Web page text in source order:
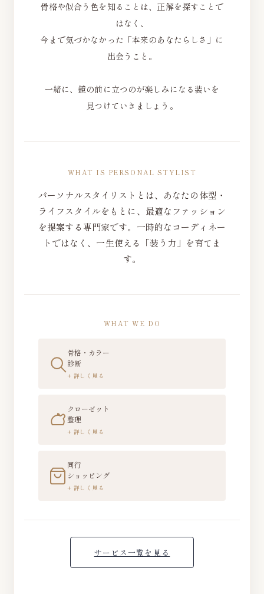
骨格や似合う色を知ることは、正解を探すことで
はなく、
今まで気づかなかった「本来のあなたらしさ」に
出会うこと。
一緒に、鏡の前に立つのが楽しみになる装いを
見つけていきましょう。
WHAT IS PERSONAL STYLIST
パーソナルスタイリストとは、あなたの体型・
ライフスタイルをもとに、最適なファッション
を提案する専門家です。一時的なコーディネー
トではなく、一生使える「装う力」を育てま
す。
WHAT WE DO
骨格・カラー
診断
クローゼット
整理
同行
ショッピング
サービス一覧を見る